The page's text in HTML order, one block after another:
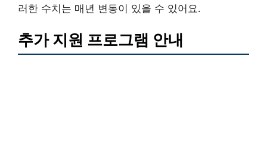
러한 수치는 매년 변동이 있을 수 있어요.
추가 지원 프로그램 안내